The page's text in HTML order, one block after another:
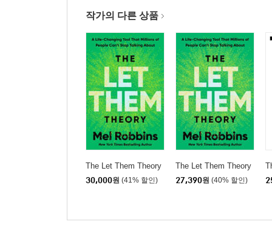
작가의 다른 상품
The Let Them Theory
30,000원 (41% 할인)
The Let Them Theory
27,390원 (40% 할인)